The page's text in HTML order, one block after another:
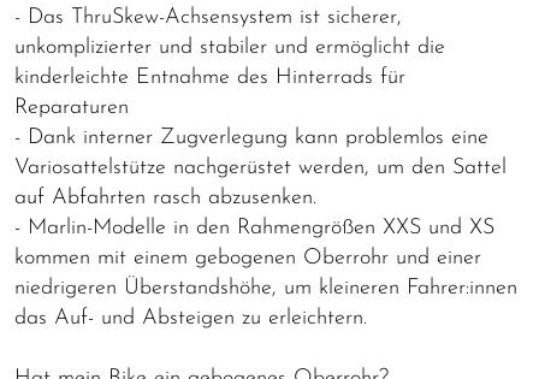
- Das ThruSkew-Achsensystem ist sicherer,
unkomplizierter und stabiler und ermöglicht die
kinderleichte Entnahme des Hinterrads für
Reparaturen
- Dank interner Zugverlegung kann problemlos eine
Variosattelstütze nachgerüstet werden, um den Sattel
auf Abfahrten rasch abzusenken.
- Marlin-Modelle in den Rahmengrößen XXS und XS
kommen mit einem gebogenen Oberrohr und einer
niedrigeren Überstandshöhe, um kleineren Fahrer:innen
das Auf- und Absteigen zu erleichtern.